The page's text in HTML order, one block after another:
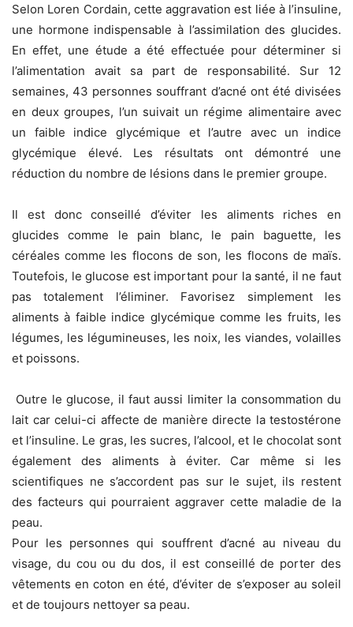
Selon Loren Cordain, cette aggravation est liée à l’insuline,
une hormone indispensable à l’assimilation des glucides.
En effet, une étude a été effectuée pour déterminer si
l’alimentation avait sa part de responsabilité. Sur 12
semaines, 43 personnes souffrant d’acné ont été divisées
en deux groupes, l’un suivait un régime alimentaire avec
un faible indice glycémique et l’autre avec un indice
glycémique élevé. Les résultats ont démontré une
réduction du nombre de lésions dans le premier groupe.
Il est donc conseillé d’éviter les aliments riches en
glucides comme le pain blanc, le pain baguette, les
céréales comme les flocons de son, les flocons de maïs.
Toutefois, le glucose est important pour la santé, il ne faut
pas totalement l’éliminer. Favorisez simplement les
aliments à faible indice glycémique comme les fruits, les
légumes, les légumineuses, les noix, les viandes, volailles
et poissons.
Outre le glucose, il faut aussi limiter la consommation du
lait car celui-ci affecte de manière directe la testostérone
et l’insuline. Le gras, les sucres, l’alcool, et le chocolat sont
également des aliments à éviter. Car même si les
scientifiques ne s’accordent pas sur le sujet, ils restent
des facteurs qui pourraient aggraver cette maladie de la
peau.
Pour les personnes qui souffrent d’acné au niveau du
visage, du cou ou du dos, il est conseillé de porter des
vêtements en coton en été, d’éviter de s’exposer au soleil
et de toujours nettoyer sa peau.